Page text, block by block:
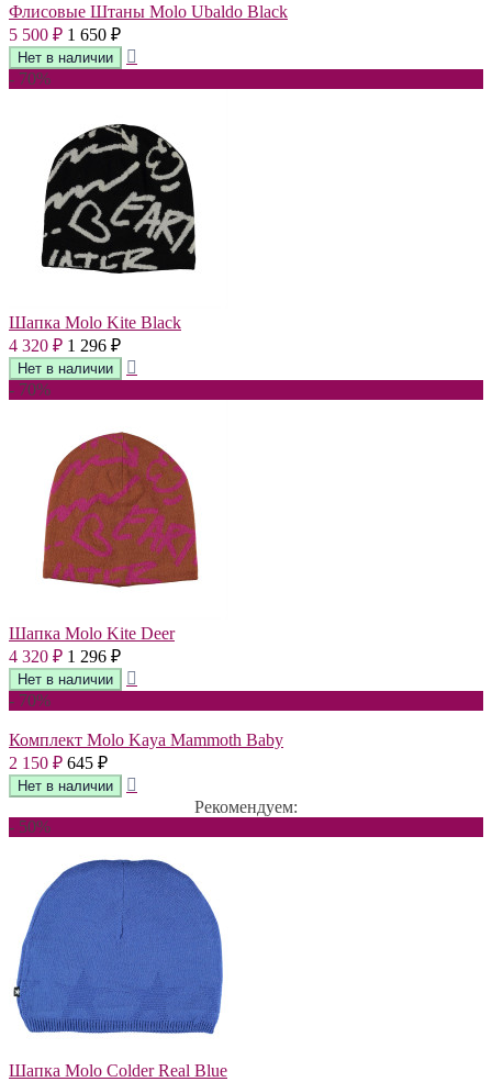
Флисовые Штаны Molo Ubaldo Black
5 500 ₽ 1 650 ₽
- 70%
Шапка Molo Kite Black
4 320 ₽ 1 296 ₽
- 70%
Шапка Molo Kite Deer
4 320 ₽ 1 296 ₽
- 70%
Комплект Molo Kaya Mammoth Baby
2 150 ₽ 645 ₽
Рекомендуем:
- 50%
Шапка Molo Colder Real Blue